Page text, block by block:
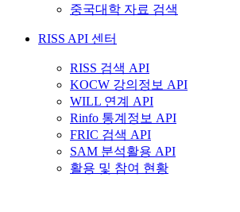
중국대학 자료 검색
RISS API 센터
RISS 검색 API
KOCW 강의정보 API
WILL 연계 API
Rinfo 통계정보 API
FRIC 검색 API
SAM 분석활용 API
활용 및 참여 현황